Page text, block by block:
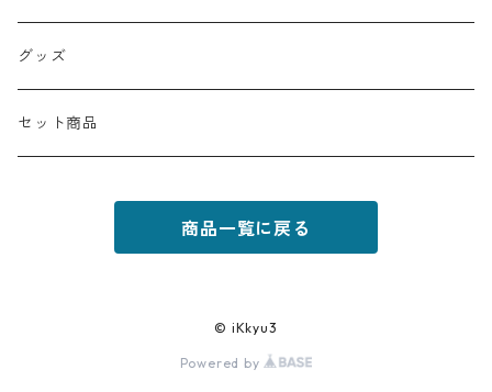
グッズ
セット商品
商品一覧に戻る
© iKkyu3
Powered by